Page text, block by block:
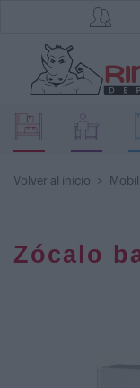
Volver al inicio >
Zócalo